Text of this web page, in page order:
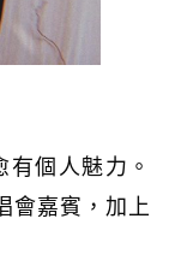
個人魅力。
會嘉賓，加上